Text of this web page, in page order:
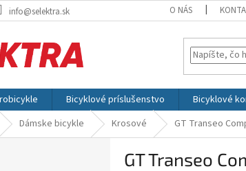
info@selektra.sk O NÁS
Bicyklové príslušenstvo Bicyklové
Dámske bicykle Krosové GT Transeo
GT Transeo